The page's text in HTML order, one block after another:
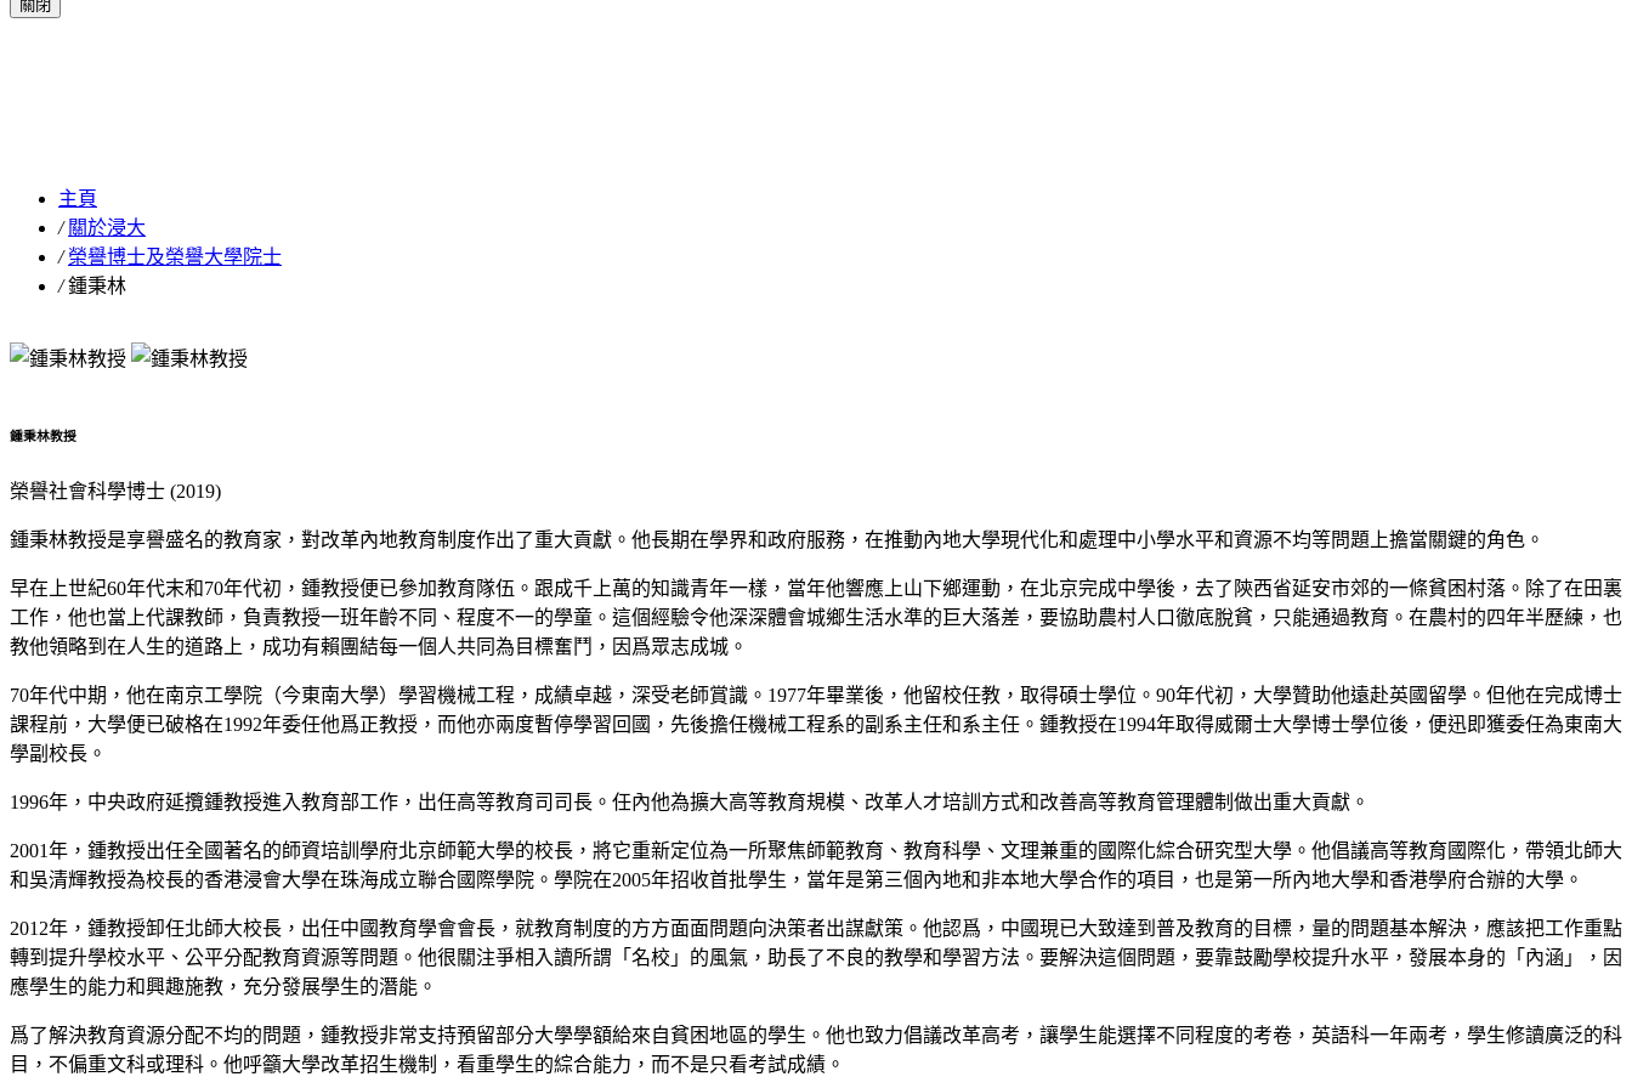
關閉
主頁
/ 關於浸大
/ 榮譽博士及榮譽大學院士
/ 鍾秉林
鍾秉林教授
榮譽社會科學博士 (2019)
鍾秉林教授是享譽盛名的教育家，對改革內地教育制度作出了重大貢獻。他長期在學界和政府服務，在推動內地大學現代化和處理中小學水平和資源不均等問題上擔當關鍵的角色。
早在上世紀60年代末和70年代初，鍾教授便已參加教育隊伍。跟成千上萬的知識青年一樣，當年他響應上山下鄉運動，在北京完成中學後，去了陝西省延安市郊的一條貧困村落。除了在田裏
工作，他也當上代課教師，負責教授一班年齡不同、程度不一的學童。這個經驗令他深深體會城鄉生活水準的巨大落差，要協助農村人口徹底脫貧，只能通過教育。在農村的四年半歷練，也
教他領略到在人生的道路上，成功有賴團結每一個人共同為目標奮鬥，因爲眾志成城。
70年代中期，他在南京工學院（今東南大學）學習機械工程，成績卓越，深受老師賞識。1977年畢業後，他留校任教，取得碩士學位。90年代初，大學贊助他遠赴英國留學。但他在完成博士
課程前，大學便已破格在1992年委任他爲正教授，而他亦兩度暫停學習回國，先後擔任機械工程系的副系主任和系主任。鍾教授在1994年取得威爾士大學博士學位後，便迅即獲委任為東南大
學副校長。
1996年，中央政府延攬鍾教授進入教育部工作，出任高等教育司司長。任內他為擴大高等教育規模、改革人才培訓方式和改善高等教育管理體制做出重大貢獻。
2001年，鍾教授出任全國著名的師資培訓學府北京師範大學的校長，將它重新定位為一所聚焦師範教育、教育科學、文理兼重的國際化綜合研究型大學。他倡議高等教育國際化，帶領北師大
和吳清輝教授為校長的香港浸會大學在珠海成立聯合國際學院。學院在2005年招收首批學生，當年是第三個內地和非本地大學合作的項目，也是第一所內地大學和香港學府合辦的大學。
2012年，鍾教授卸任北師大校長，出任中國教育學會會長，就教育制度的方方面面問題向決策者出謀獻策。他認爲，中國現已大致達到普及教育的目標，量的問題基本解決，應該把工作重點
轉到提升學校水平、公平分配教育資源等問題。他很關注爭相入讀所謂「名校」的風氣，助長了不良的教學和學習方法。要解決這個問題，要靠鼓勵學校提升水平，發展本身的「內涵」，因
應學生的能力和興趣施教，充分發展學生的潛能。
爲了解決教育資源分配不均的問題，鍾教授非常支持預留部分大學學額給來自貧困地區的學生。他也致力倡議改革高考，讓學生能選擇不同程度的考卷，英語科一年兩考，學生修讀廣泛的科
目，不偏重文科或理科。他呼籲大學改革招生機制，看重學生的綜合能力，而不是只看考試成績。